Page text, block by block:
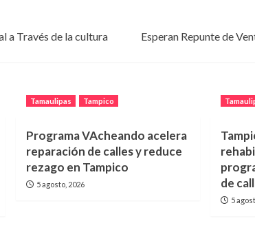
a Través de la cultura
Esperan Repunte de
Tamaulipas Tampico
Programa VAcheando acelera
reparación de calles y reduce
rezago en Tampico
5 agosto, 2026
de
5